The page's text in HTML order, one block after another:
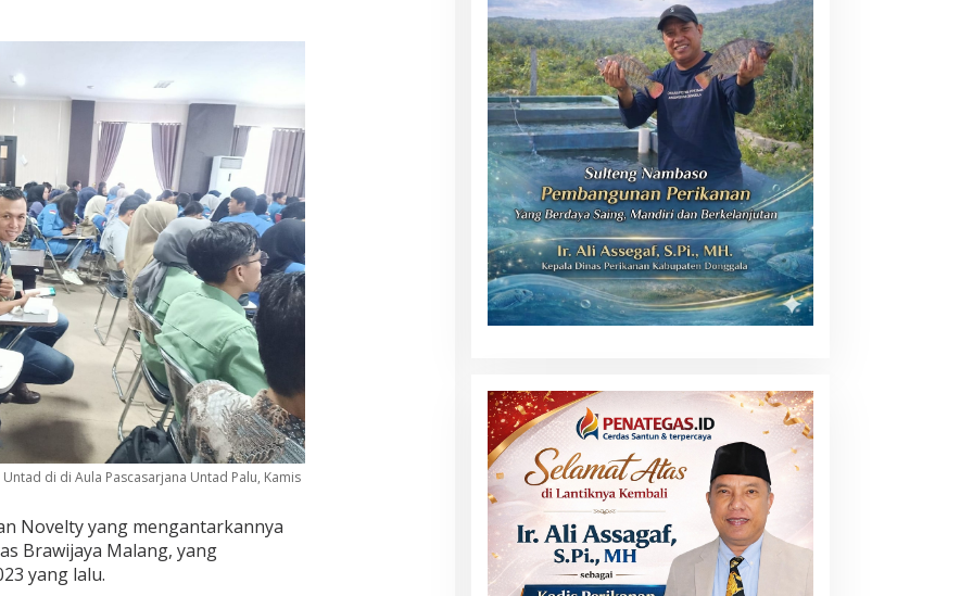
di di Aula Pascasarjana Untad Palu, Kamis
Novelty yang mengantarkannya
Brawijaya Malang, yang
yang lalu.